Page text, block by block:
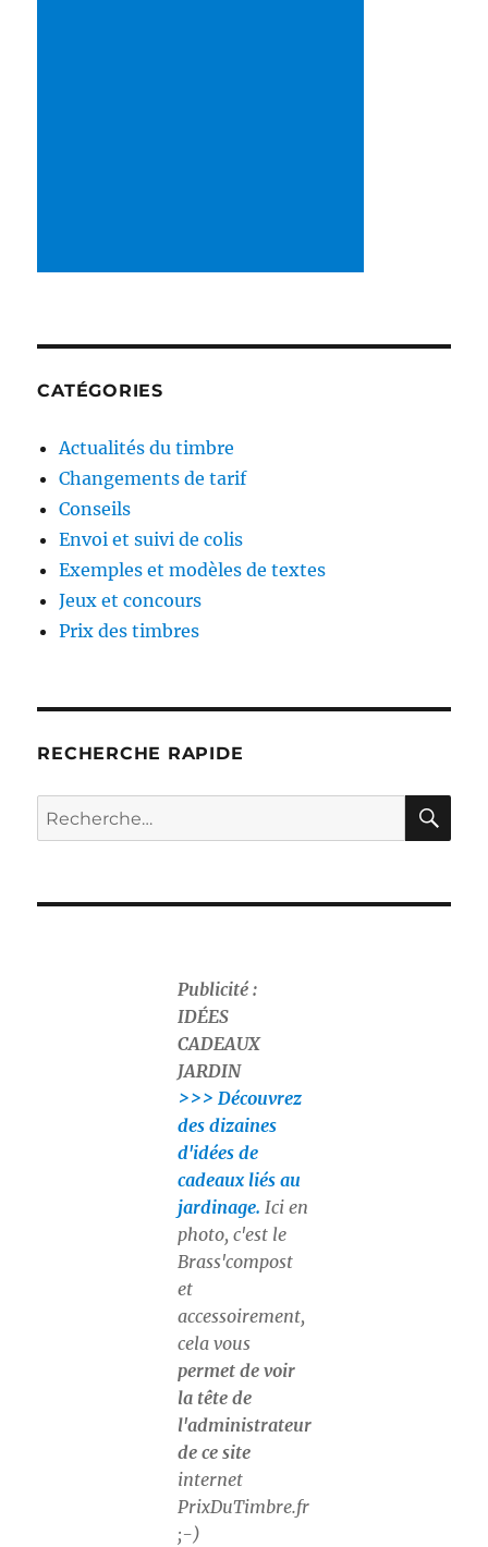
CATÉGORIES
Actualités du timbre
Changements de tarif
Conseils
Envoi et suivi de colis
Exemples et modèles de textes
Jeux et concours
Prix des timbres
RECHERCHE RAPIDE
Recherche
pour :
Publicité :
IDÉES
CADEAUX
JARDIN
>>> Découvrez
des dizaines
d'idées de
cadeaux liés au
jardinage. Ici en
photo, c'est le
Brass'compost
et
accessoirement,
cela vous
permet de voir
la tête de
l'administrateur
de ce site
internet
PrixDuTimbre.fr
;-)